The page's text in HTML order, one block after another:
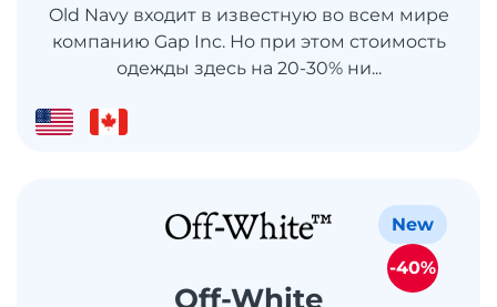
Old Navy входит в известную во всем мире
компанию Gap Inc. Но при этом стоимость
одежды здесь на 20-30% ни...
Off-White
New
-40%